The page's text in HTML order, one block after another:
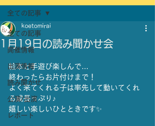
全ての記事
開催情報
出演情報
読み聞かせ
公演/出演
レポート
全ての記事
1月19日の読み聞かせ会
koetomirai
絵本と手遊び楽しんで…
終わったらお片付けまで！
よく来てくれる子は率先して動いてくれ
る成長っぷり♪
嬉しい楽しいひとときです✨